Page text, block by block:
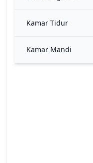
Kamar Tidur
Kamar Mandi